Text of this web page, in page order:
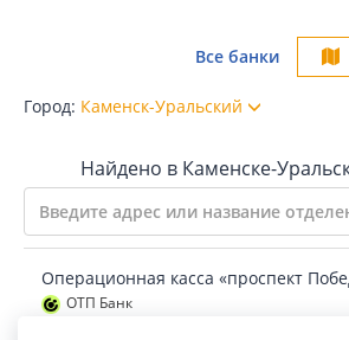
Все банки
Город: Каменск-Уральский
Найдено в Каменске-
Операционная касса «проспект
ОТП Банк